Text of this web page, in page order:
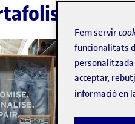
digital
Fem servir
funcionalitats
acceptar,
informació en